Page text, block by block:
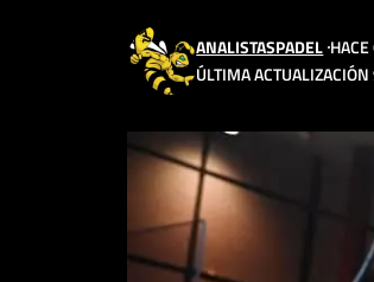
ÚLTIMA
ANALISTASPADEL